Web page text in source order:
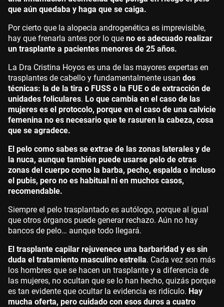
que aún quedaba y haga que se caiga.
Por cierto que la alopecia androgenética es imprevisible,
hay que frenarla antes por lo que no es adecuado realizar
un trasplante a pacientes menores de 25 años.
La Dra Cristina Hoyos es una de las mayores expertas en
trasplantes de cabello y fundamentalmente usan dos
técnicas: la de la tira o FUSS o la FUE o de extracción de
unidades foliculares. Lo que cambia en el caso de las
mujeres es el protocolo, porque en el caso de una calvicie
femenina no es necesario que te rasuren la cabeza, cosa
que se agradece.
El pelo como sabes se extrae de las zonas laterales y de
la nuca, aunque también puede usarse pelo de otras
zonas del cuerpo como la barba, pecho, espalda o incluso
el pubis, pero no es habitual ni en muchos casos,
recomendable.
Siempre el pelo trasplantado es autólogo, porque al igual
que otros órganos puede generar rechazo. Aún no hay
bancos de pelo… aunque todo llegará.
El trasplante capilar rejuvenece una barbaridad y es sin
duda el tratamiento masculino estrella. Cada vez son más
los hombres que se hacen un trasplante y a diferencia de
las mujeres, no ocultan que se lo han hecho, quizás porque
es tan evidente que ocultar la evidencia es ridículo. Hay
mucha oferta, pero cuidado con esos duros a cuatro